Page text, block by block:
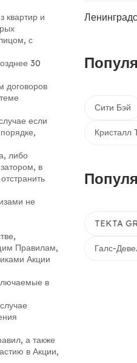
квартир и
с
30
договоров
если
либо
в
не
Правилам,
Акции
в
а также
в Акции,
Сити Бэй
Кристалл
TEKTA
Галс-